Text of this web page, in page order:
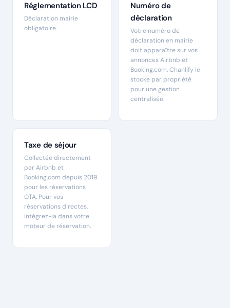
Réglementation LCD
Déclaration mairie
obligatoire.
Numéro de
déclaration
Votre numéro de
déclaration en mairie
doit apparaître sur vos
annonces Airbnb et
Booking.com. Chanlify le
stocke par propriété
pour une gestion
centralisée.
Taxe de séjour
Collectée directement
par Airbnb et
Booking.com depuis 2019
pour les réservations
OTA. Pour vos
réservations directes,
intégrez-la dans votre
moteur de réservation.